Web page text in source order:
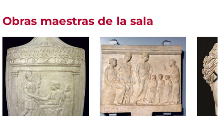
Obras maestras de la sala